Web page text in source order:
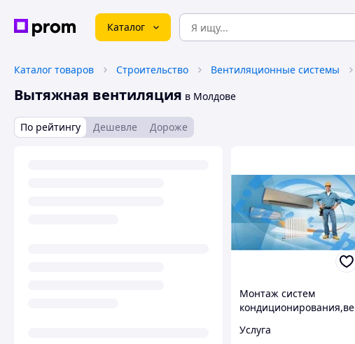
Каталог
Каталог товаров Строительство Вентиляционные системы
Вытяжная вентиляция в Молдове
По рейтингу Дешевле Дороже
Монтаж систем
кондиционирования,ве
Услуга